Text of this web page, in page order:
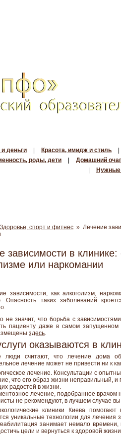
деньги Красота, имидж и стиль
роды, дети Домашний очаг
Здоровье, спорт и фитнес » Лечение
зависимости в
или наркомании
зависимости, как алкоголизм,
Опасность таких заболеваний
не значит, что борьба с
пациенту даже в самом запущенном
здесь.
оказываются в
люди считают, что лечение дома
лечение может не привести ни к
лечение. Консультации с
что его образ жизни неправильный, и
радостей в жизни.
лечение, подобранное врачом
не рекомендуют, в лучшем случае вы
клиники Киева
уникальные технологии для
занимает немало
цели и вернуться к здоровой